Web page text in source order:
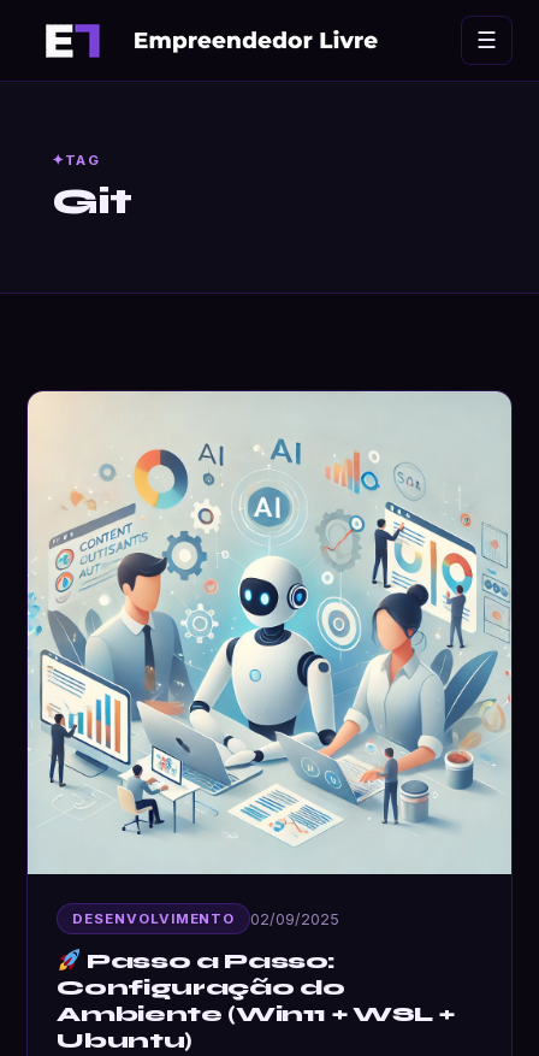
☰
TAG
Git
DESENVOLVIMENTO 02/09/2025
Passo a Passo:
Configuração do
Ambiente (Win11 + WSL +
Ubuntu)